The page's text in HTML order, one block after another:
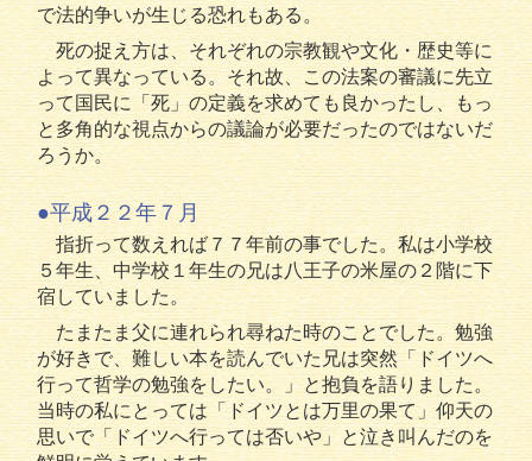
で法的争いが生じる恐れもある。
死の捉え方は、それぞれの宗教観や文化・歴史等に
よって異なっている。それ故、この法案の審議に先立
って国民に「死」の定義を求めても良かったし、もっ
と多角的な視点からの議論が必要だったのではないだ
ろうか。
●平成２２年７月
指折って数えれば７７年前の事でした。私は小学校
５年生、中学校１年生の兄は八王子の米屋の２階に下
宿していました。
たまたま父に連れられ尋ねた時のことでした。勉強
が好きで、難しい本を読んでいた兄は突然「ドイツへ
行って哲学の勉強をしたい。」と抱負を語りました。
当時の私にとっては「ドイツとは万里の果て」仰天の
思いで「ドイツへ行っては否いや」と泣き叫んだのを